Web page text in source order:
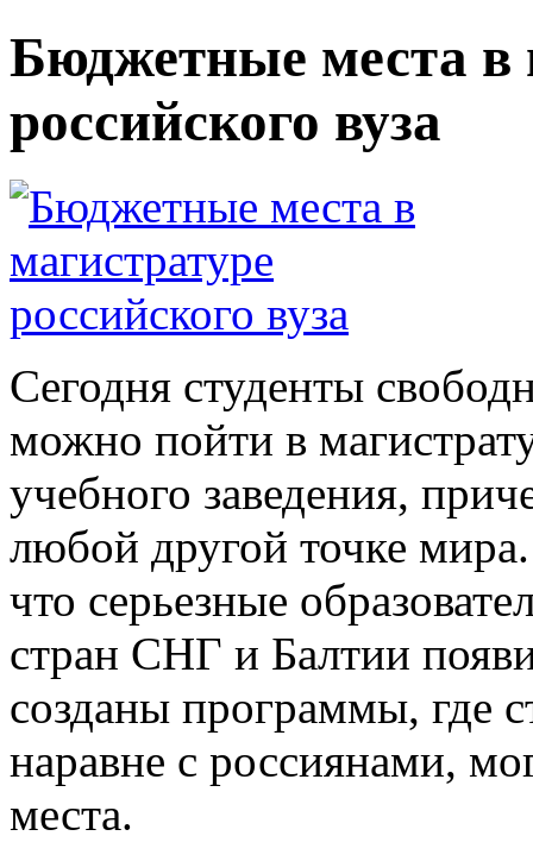
Бюджетные места в
российского вуза
Сегодня студенты
можно пойти в
учебного заведения,
любой другой точке
что серьезные
стран СНГ и Балтии
созданы программы, где
наравне с россиянами,
места.